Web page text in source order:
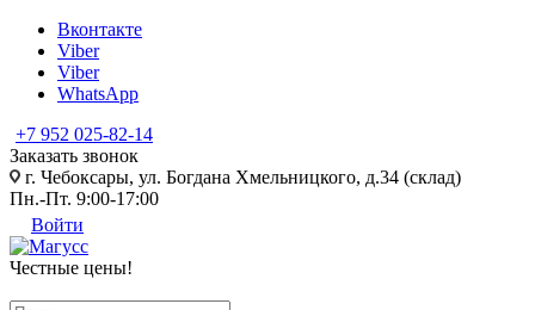
Вконтакте
Viber
Viber
WhatsApp
+7 952 025-82-14
Заказать звонок
г. Чебоксары, ул. Богдана Хмельницкого, д.34 (склад)
Пн.-Пт. 9:00-17:00
Войти
Честные цены!